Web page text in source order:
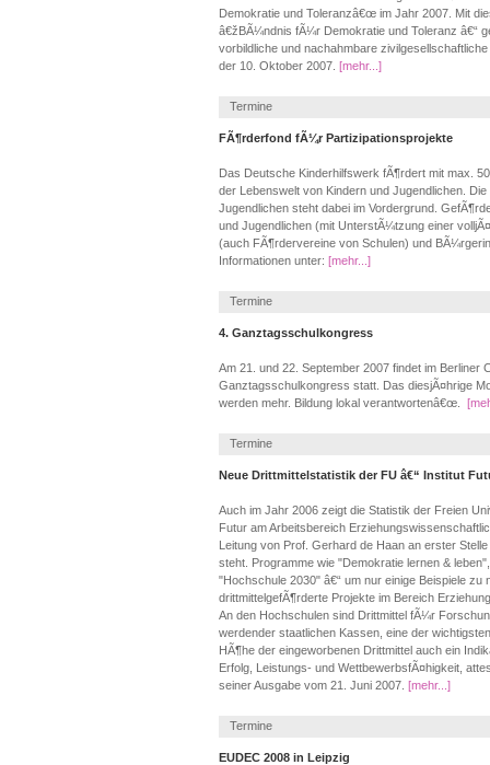
Demokratie und Toleranzâ€œ im Jahr 2007. Mit
â€žBÃ¼ndnis fÃ¼r Demokratie und Toleranz â€“
vorbildliche und nachahmbare
der 10. Oktober 2007. [mehr...]
Termine
FÃ¶rderfond fÃ¼r Partizipationsprojekte
Das Deutsche Kinderhilfswerk fÃ¶rdert mit max.
der Lebenswelt von Kindern und Jugendlichen.
Jugendlichen steht dabei im Vordergrund.
und Jugendlichen (mit UnterstÃ¼tzung einer
(auch FÃ¶rdervereine von Schulen) und
Informationen unter: [mehr...]
Termine
4. Ganztagsschulkongress
Am 21. und 22. September 2007 findet im Berliner
Ganztagsschulkongress statt. Das diesjÃ¤hrige
werden mehr. Bildung lokal verantwortenâ€œ.
Termine
Neue Drittmittelstatistik der FU â€“ Institut
Auch im Jahr 2006 zeigt die Statistik der Freien
Futur am Arbeitsbereich
Leitung von Prof. Gerhard de Haan an erster
steht. Programme wie "Demokratie lernen &
"Hochschule 2030" â€“ um nur einige Beispiele zu
drittmittelgefÃ¶rderte Projekte im Bereich
An den Hochschulen sind Drittmittel fÃ¼r
werdender staatlichen Kassen, eine der
HÃ¶he der eingeworbenen Drittmittel auch ein
Erfolg, Leistungs- und WettbewerbsfÃ¤higkeit,
seiner Ausgabe vom 21. Juni 2007. [mehr...]
Termine
EUDEC 2008 in Leipzig